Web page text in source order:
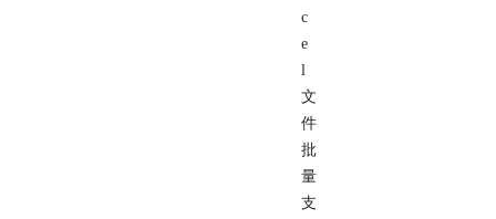
c
e
l
文
件
批
量
支